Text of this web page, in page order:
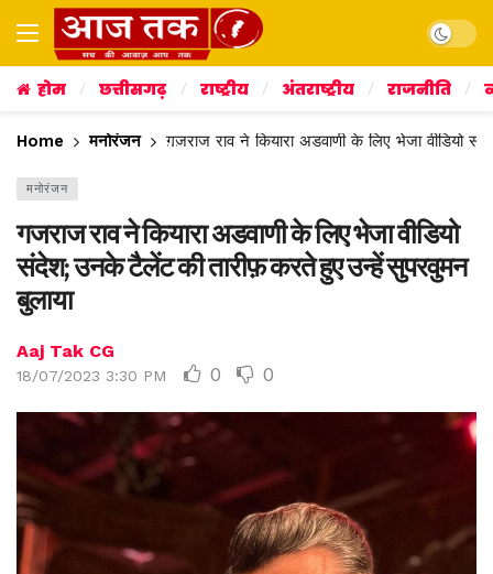
Dark
होम छत्तीसगढ़ राष्ट्रीय अंतराष्ट्रीय राजनीति
Home मनोरंजन गजराज राव ने कियारा अडवाणी के लिए भेजा
मनोरंजन
गजराज राव ने कियारा अडवाणी के लिए भेजा वीडियो
संदेश; उनके टैलेंट की तारीफ़ करते हुए उन्हें सुपरवुमन
बुलाया
Aaj Tak CG
18/07/2023 3:30 PM 0 0